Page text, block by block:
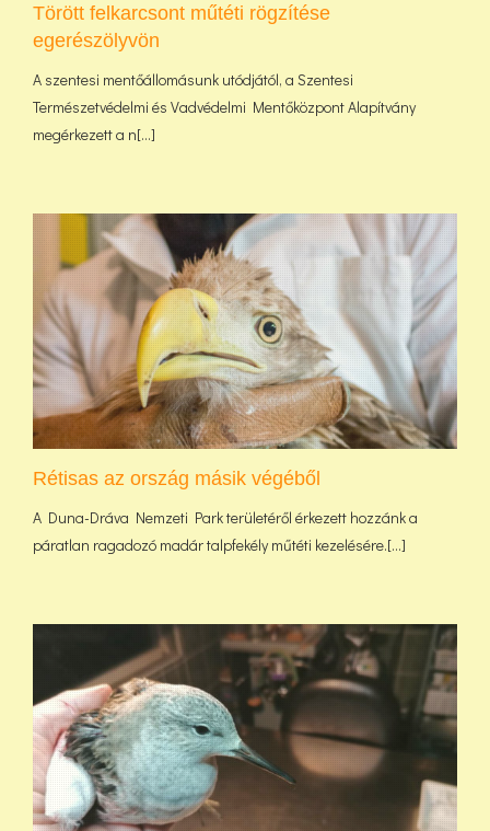
Törött felkarcsont műtéti rögzítése
egerészölyvön
A szentesi mentőállomásunk utódjától, a Szentesi
Természetvédelmi és Vadvédelmi Mentőközpont Alapítvány
megérkezett a n[...]
Rétisas az ország másik végéből
A Duna-Dráva Nemzeti Park területéről érkezett hozzánk a
páratlan ragadozó madár talpfekély műtéti kezelésére.[...]